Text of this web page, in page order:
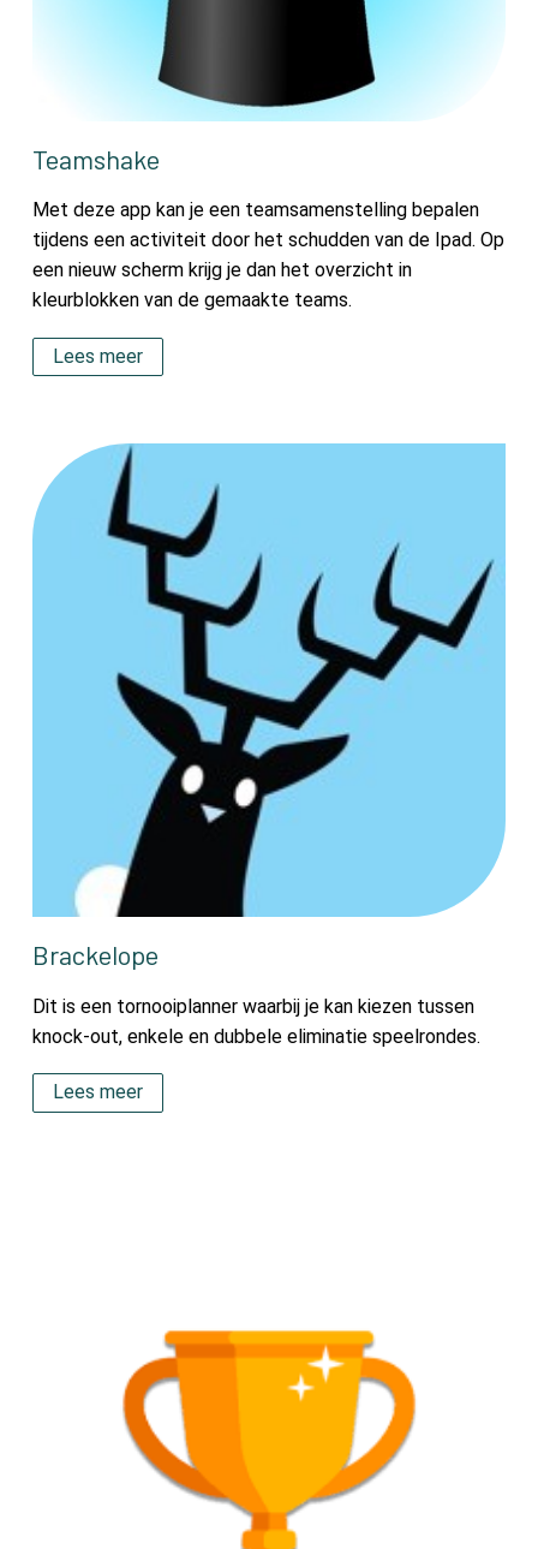
Teamshake
Met deze app kan je een teamsamenstelling bepalen
tijdens een activiteit door het schudden van de Ipad. Op
een nieuw scherm krijg je dan het overzicht in
kleurblokken van de gemaakte teams.
Lees meer
Brackelope
Dit is een tornooiplanner waarbij je kan kiezen tussen
knock-out, enkele en dubbele eliminatie speelrondes.
Lees meer